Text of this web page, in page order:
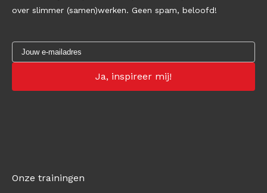
over slimmer (samen)werken. Geen spam, beloofd!
Onze trainingen